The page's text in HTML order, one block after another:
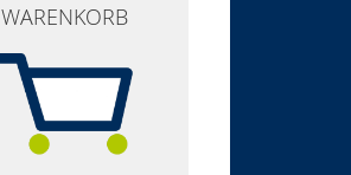
WARENKORB